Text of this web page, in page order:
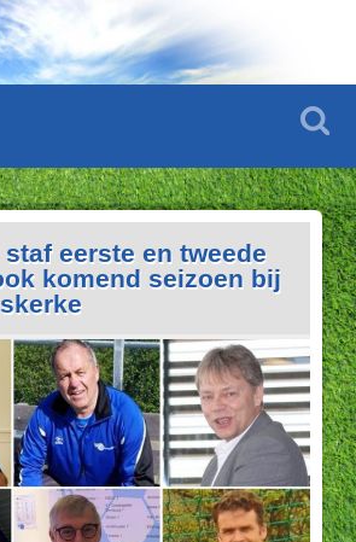
eerste en tweede
komend seizoen bij